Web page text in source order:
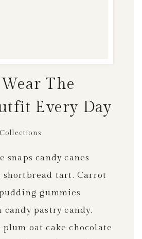
The
Every Day
Collections
snaps candy canes
shortbread tart. Carrot
gummies
pastry candy.
oat cake chocolate